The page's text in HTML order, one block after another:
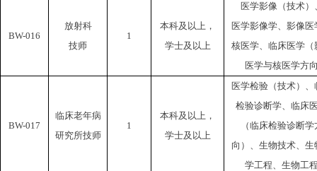
BW-016
放射科
技师
1
本科及以上，
学士及以上
医学影像（技术）
医学影像学、影像医
核医学、临床医学（
医学与核医学方
BW-017
临床老年病
研究所技师
1
本科及以上，
学士及以上
医学检验（技术）、
检验诊断学、临床
（临床检验诊断学
向）、生物技术、生
学工程、生物工